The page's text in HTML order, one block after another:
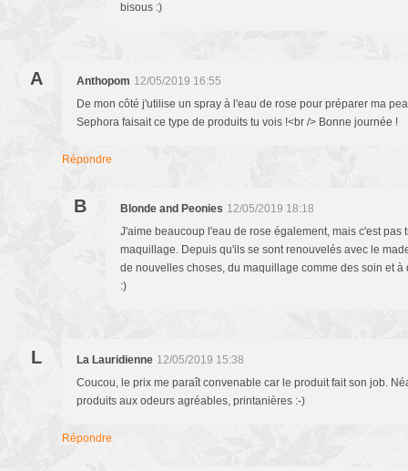
bisous :)
A Anthopom 12/05/2019 16:55
De mon côté j'utilise un spray à l'eau de rose pour préparer ma
Sephora faisait ce type de produits tu vois !<br /> Bonne journée !
Répondre
B Blonde and Peonies 12/05/2019 18:18
J'aime beaucoup l'eau de rose également, mais c'est pas
maquillage. Depuis qu'ils se sont renouvelés avec le
de nouvelles choses, du maquillage comme des soin et
:)
L La Lauridienne 12/05/2019 15:38
Coucou, le prix me paraît convenable car le produit fait son job.
produits aux odeurs agréables, printanières :-)
Répondre